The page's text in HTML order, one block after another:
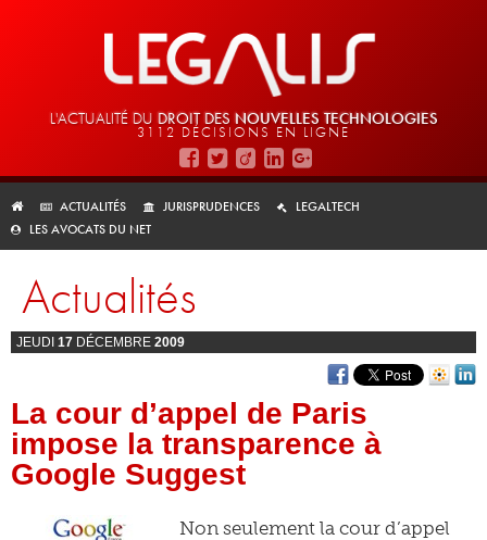
L'ACTUALITÉ DU DROIT DES NOUVELLES TECHNOLOGIES
3112 DÉCISIONS EN LIGNE
ACTUALITÉS JURISPRUDENCES
LEGALTECH
LES AVOCATS DU NET
Actualités
JEUDI 17 DÉCEMBRE 2009
La cour d’appel de Paris
impose la transparence à
Google Suggest
Non seulement la cour d’appel